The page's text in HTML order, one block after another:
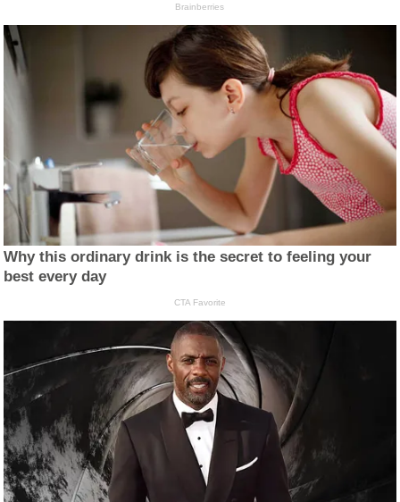
Brainberries
Why this ordinary drink is the secret to feeling your
best every day
CTA Favorite